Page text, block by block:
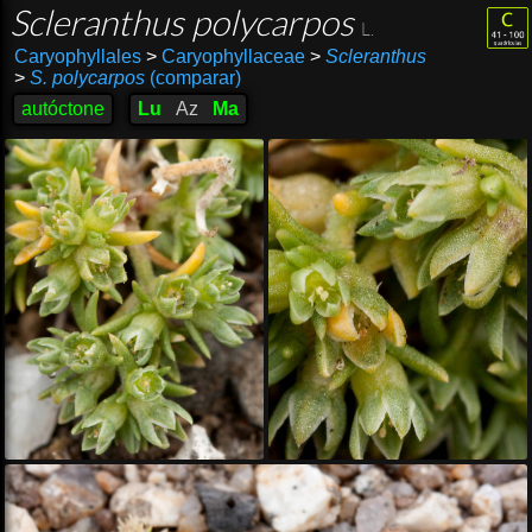
Scleranthus polycarpos
Caryophyllales >Caryophyllaceae > Scleranthus
> S. polycarpos(comparar)
autóctone
Lu Az Ma